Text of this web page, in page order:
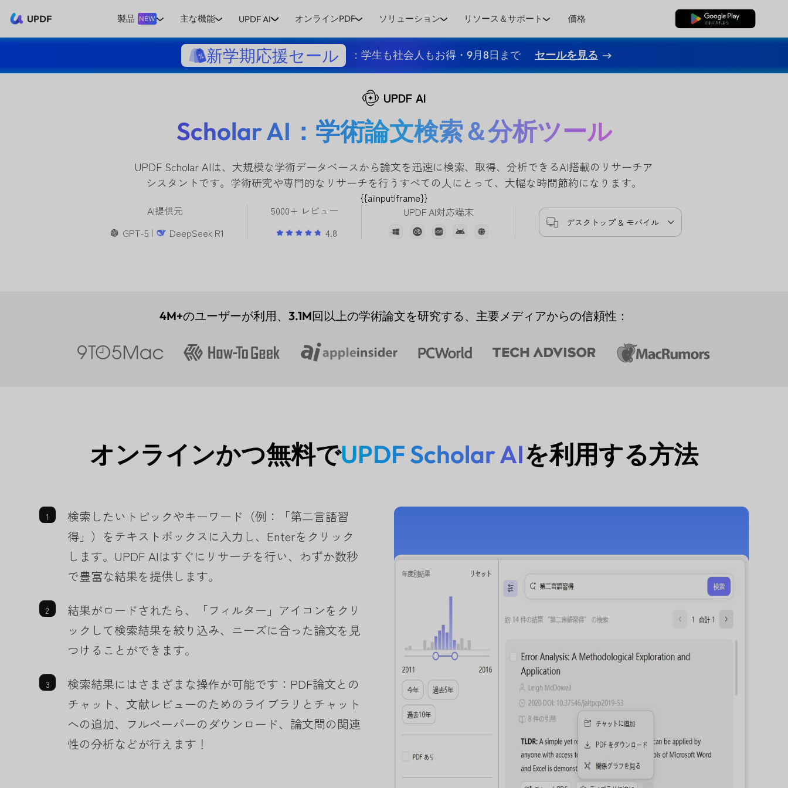
UPDF 製品 NEW 主な機能 UPDF AI オンラインPDF ソリューション リソース＆サポート 価格 無料ダウンロード
新学期応援セール ：学生も社会人もお得・9月8日まで セールを見る
UPDF AI
Scholar AI：学術論文検索＆分析ツール
UPDF Scholar AIは、大規模な学術データベースから論文を迅速に検索、取得、分析できるAI搭載のリサーチア
シスタントです。学術研究や専門的なリサーチを行うすべての人にとって、大幅な時間節約になります。
{{aiInputIframe}}
AI提供元
GPT-5 |
DeepSeek R1
5000+ レビュー
4.8
UPDF AI対応端末
デスクトップ & モバイル
4M+のユーザーが利用、 3.1M回以上の学術論文を研究する、主要メディアからの信頼性：
オンラインかつ無料でUPDF Scholar AIを利用する方法
検索したいトピックやキーワード（例：「第二言語習
得」）をテキストボックスに入力し、Enterをクリック
します。UPDF AIはすぐにリサーチを行い、わずか数秒
で豊富な結果を提供します。
結果がロードされたら、「フィルター」アイコンをクリ
ックして検索結果を絞り込み、ニーズに合った論文を見
つけることができます。
検索結果にはさまざまな操作が可能です：PDF論文との
チャット、文献レビューのためのライブラリとチャット
への追加、フルペーパーのダウンロード、論文間の関連
性の分析などが行えます！